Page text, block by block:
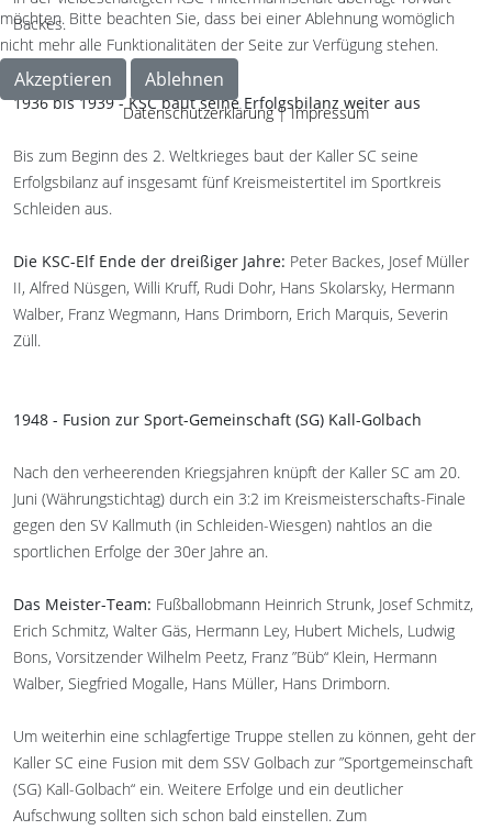
Backes.
1936 bis 1939 - KSC baut seine Erfolgsbilanz weiter aus
Bis zum Beginn des 2. Weltkrieges baut der Kaller SC seine
Erfolgsbilanz auf insgesamt fünf Kreismeistertitel im Sportkreis
Schleiden aus.
Die KSC-Elf Ende der dreißiger Jahre: Peter Backes, Josef Müller
II, Alfred Nüsgen, Willi Kruff, Rudi Dohr, Hans Skolarsky, Hermann
Walber, Franz Wegmann, Hans Drimborn, Erich Marquis, Severin
Züll.
1948 - Fusion zur Sport-Gemeinschaft (SG) Kall-Golbach
Nach den verheerenden Kriegsjahren knüpft der Kaller SC am 20.
Juni (Währungstichtag) durch ein 3:2 im Kreismeisterschafts-Finale
gegen den SV Kallmuth (in Schleiden-Wiesgen) nahtlos an die
sportlichen Erfolge der 30er Jahre an.
Das Meister-Team: Fußballobmann Heinrich Strunk, Josef Schmitz,
Erich Schmitz, Walter Gäs, Hermann Ley, Hubert Michels, Ludwig
Bons, Vorsitzender Wilhelm Peetz, Franz ”Büb“ Klein, Hermann
Walber, Siegfried Mogalle, Hans Müller, Hans Drimborn.
Um weiterhin eine schlagfertige Truppe stellen zu können, geht der
Kaller SC eine Fusion mit dem SSV Golbach zur ”Sportgemeinschaft
(SG) Kall-Golbach“ ein. Weitere Erfolge und ein deutlicher
Aufschwung sollten sich schon bald einstellen. Zum
möchten. Bitte beachten Sie, dass bei einer Ablehnung womöglich
nicht mehr alle Funktionalitäten der Seite zur Verfügung stehen.
Akzeptieren Ablehnen
Datenschutzerklärung|Impressum